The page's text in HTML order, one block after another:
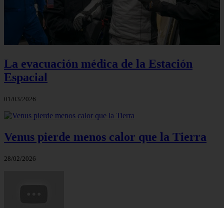
La evacuación médica de la Estación
Espacial
01/03/2026
Venus pierde menos calor que la Tierra
28/02/2026